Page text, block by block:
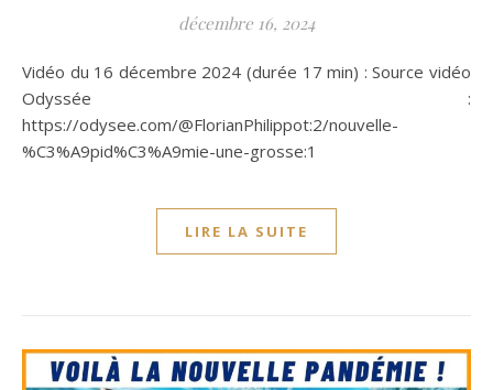
décembre 16, 2024
Vidéo du 16 décembre 2024 (durée 17 min) : Source vidéo
Odyssée :
https://odysee.com/@FlorianPhilippot:2/nouvelle-
%C3%A9pid%C3%A9mie-une-grosse:1
LIRE LA SUITE